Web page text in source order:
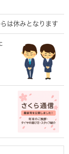
は休みとなります